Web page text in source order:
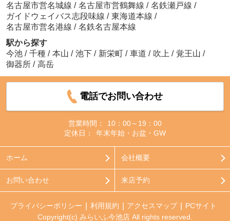
名古屋市営名城線 / 名古屋市営鶴舞線 / 名鉄瀬戸線 /
ガイドウェイバス志段味線 / 東海道本線 /
名古屋市営名港線 / 名鉄名古屋本線
駅から探す
今池 / 千種 / 本山 / 池下 / 新栄町 / 車道 / 吹上 / 覚王山 /
御器所 / 高岳
電話でお問い合わせ
営業時間：
10：00～19：00
定休日：
年末年始・お盆・GW
ホーム 会社概要
お問い合わせ 来店予約
プライバシーポリシー 利用規約 アクセスマップ
PCサイト
Copyright(c) みらいふ今池店 All rights reserved.